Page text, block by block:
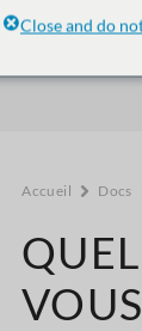
Accueil Docs
Close and do